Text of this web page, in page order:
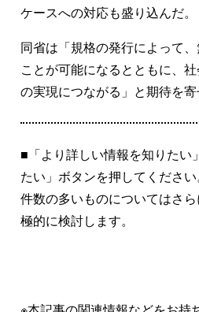
ケースへの対応も盛り込んだ。
同省は「規格の発行によって
ことが可能になるとともに、
の実現につながる」と期待を寄
■「より詳しい情報を知りたい
たい」ボタンを押してくださ
件数の多いものについてはさ
極的に検討します。